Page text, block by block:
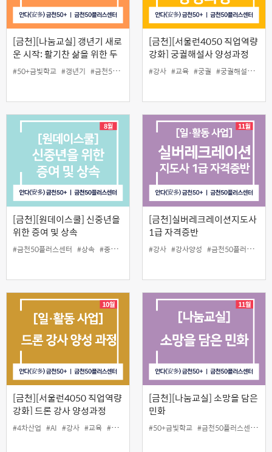
[금천][나눔교실] 갱년기 새로
운 시작: 활기찬 삶을 위한 두
가지 열쇠
#50+금빛학교 #갱년기 #금천50플러스센터 #나눔교실 #인생설계
[금천][서울런4050 직업역량
강화] 궁궐해설사 양성과정
#강사 #교육 #궁궐 #궁궐해설사
[금천][원데이스쿨] 신중년을
위한 증여 및 상속
#금천50플러스센터 #상속 #중장년 증여
[금천]실버레크레이션지도사
1급 자격증반
#강사 #강사양성 #금천50플러스센터
[금천][서울런4050 직업역량
강화] 드론 강사 양성과정
#4차산업 #AI #강사 #교육 #금천50플러스센터 #드론 #디지털 #일활동 #자격
[금천][나눔교실] 소망을 담은
민화
#50+금빛학교 #금천50플러스센터